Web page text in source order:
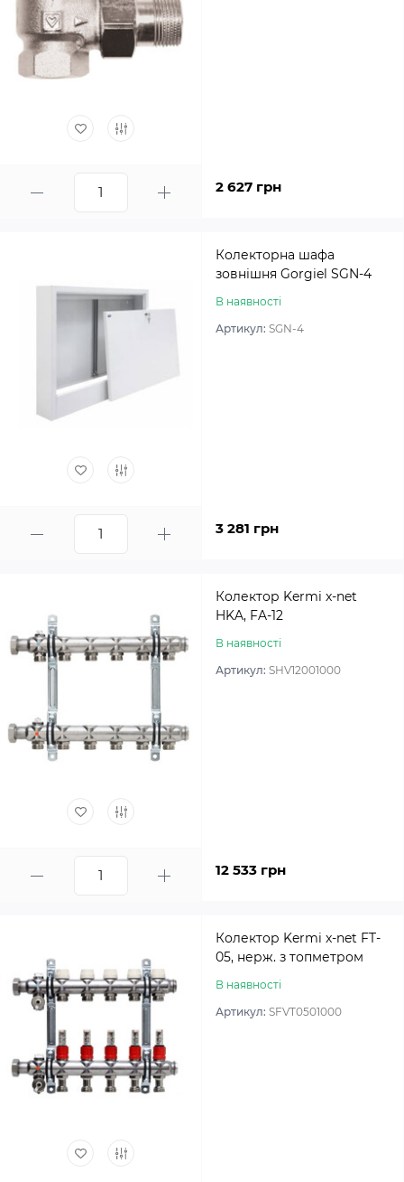
2 627 грн
Колекторна шафа
зовнішня Gorgiel SGN-4
В наявності
Артикул: SGN-4
3 281 грн
Колектор Kermi x-net
HKA, FA-12
В наявності
Артикул: SHV12001000
12 533 грн
Колектор Kermi x-net FT-
05, нерж. з топметром
В наявності
Артикул: SFVT0501000